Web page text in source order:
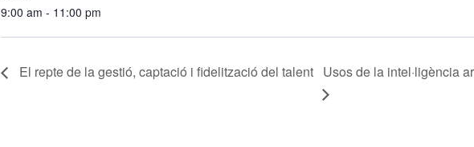
9:00 am - 11:00 pm
El repte de la gestió, captació i fidelització del talent Usos de la intel·ligència